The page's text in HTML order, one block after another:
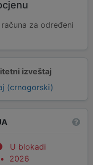
izveštaj
(crnogorski)
za određeni
U blokadi
2026